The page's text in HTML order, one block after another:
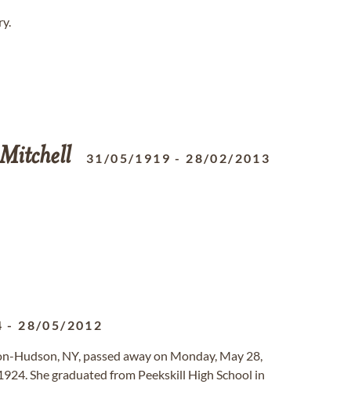
31/05/1919 - 28/02/2013
- 28/05/2012
Hudson, NY, passed away on Monday, May 28,
She graduated from Peekskill High School in